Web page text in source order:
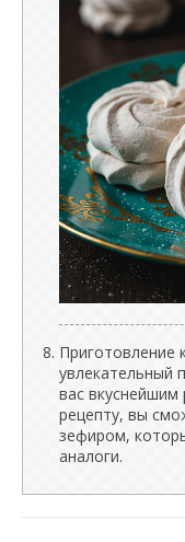
Приготовление
увлекательный
вас вкуснейшим
рецепту, вы
зефиром,
аналоги.